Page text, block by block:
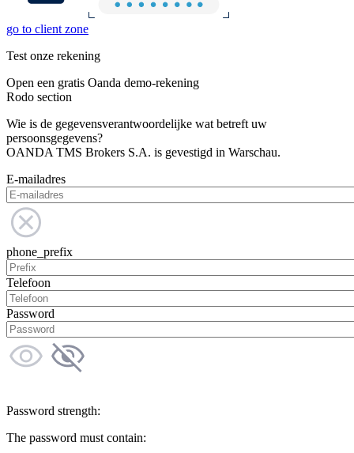
go to client zone
Test onze rekening
Open een gratis Oanda demo-rekening
Rodo section
Wie is de gegevensverantwoordelijke wat betreft uw
persoonsgegevens?
OANDA TMS Brokers S.A. is gevestigd in Warschau.
E-mailadres
phone_prefix
Telefoon
Password
Password strength:
The password must contain: